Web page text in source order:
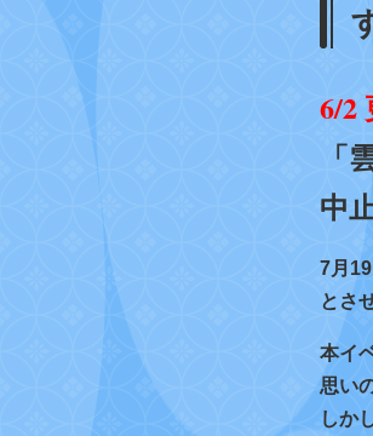
6/2
中
7月
とさ
本イ
思い
しか